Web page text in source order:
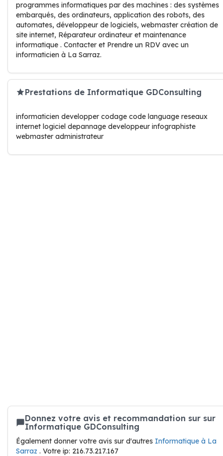
programmes informatiques par des machines : des systèmes
embarqués, des ordinateurs, application des robots, des
automates, développeur de logiciels, webmaster création de
site internet, Réparateur ordinateur et maintenance
informatique . Contacter et Prendre un RDV avec un
informaticien à La Sarraz.
Prestations de Informatique GDConsulting
informaticien developper codage code language reseaux
internet logiciel depannage developpeur infographiste
webmaster administrateur
Donnez votre avis et recommandation sur sur
Informatique GDConsulting
Également donner votre avis sur d'autres Informatique à La
Sarraz . Votre ip: 216.73.217.167